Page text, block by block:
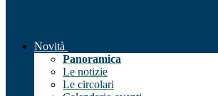
Novità
Panoramica
Le notizie
Le circolari